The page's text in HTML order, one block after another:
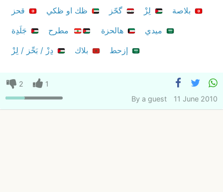
قحز
ظك او ظكي گحّز لِزْ
بلاصة
جَلَدِة
مطرح هالحزة
ميدي
دِزْ / بَحِّز / لِزْ
بلاك إزحط
2
1
By a guest 11 June 2010